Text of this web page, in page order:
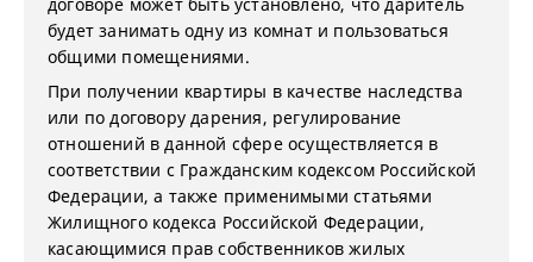
будет занимать одну из комнат и пользоваться
общими помещениями.
При получении квартиры в качестве наследства
или по договору дарения, регулирование
отношений в данной сфере осуществляется в
соответствии с Гражданским кодексом Российской
Федерации, а также применимыми статьями
Жилищного кодекса Российской Федерации,
касающимися прав собственников жилых